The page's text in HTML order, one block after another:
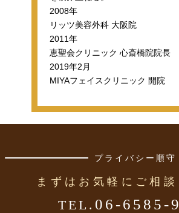
2008年
リッツ美容外科 大阪院
2011年
恵聖会クリニック 心斎橋院院長
2019年2月
MIYAフェイスクリニック 開院
プライバシー順守
まずはお気軽にご相談
TEL. 06-6585-